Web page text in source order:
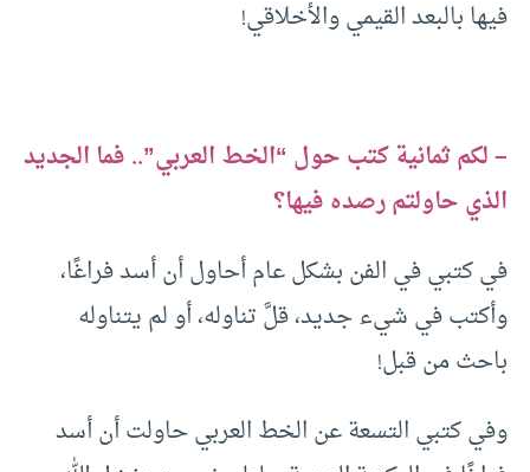
فيها بالبعد القيمي والأخلاقي!
– لكم ثمانية كتب حول “الخط العربي”.. فما الجديد
الذي حاولتم رصده فيها؟
في كتبي في الفن بشكل عام أحاول أن أسد فراغًا،
وأكتب في شيء جديد، قلَّ تناوله، أو لم يتناوله
باحث من قبل!
وفي كتبي التسعة عن الخط العربي حاولت أن أسد